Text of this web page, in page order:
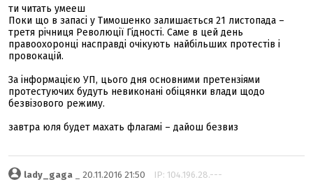
ти читать умееш
Поки що в запасі у Тимошенко залишається 21 листопада –
третя річниця Революції Гідності. Саме в цей день
правоохоронці насправді очікують найбільших протестів і
провокацій.
За інформацією УП, цього дня основними претензіями
протестуючих будуть невиконані обіцянки влади щодо
безвізового режиму.
завтра юля будет махать флагамі – дайош безвиз
lady_gaga _ 20.11.2016 21:50 IP: 104.196.28.---